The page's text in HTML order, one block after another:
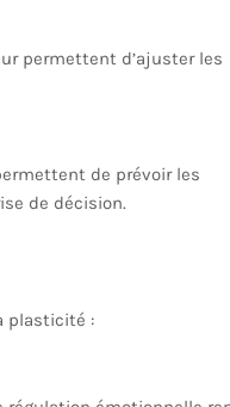
permettent d’ajuster les
de prévoir les
de décision.
plasticité :